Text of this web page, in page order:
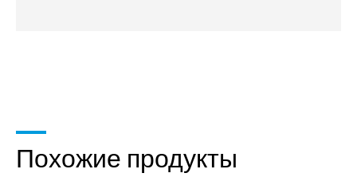
Похожие продукты